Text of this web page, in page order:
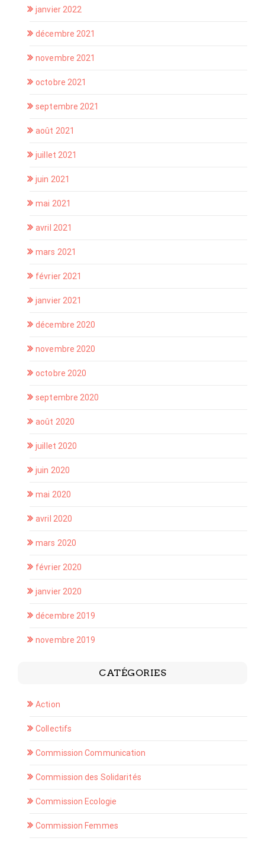
janvier 2022
décembre 2021
novembre 2021
octobre 2021
septembre 2021
août 2021
juillet 2021
juin 2021
mai 2021
avril 2021
mars 2021
février 2021
janvier 2021
décembre 2020
novembre 2020
octobre 2020
septembre 2020
août 2020
juillet 2020
juin 2020
mai 2020
avril 2020
mars 2020
février 2020
janvier 2020
décembre 2019
novembre 2019
CATÉGORIES
Action
Collectifs
Commission Communication
Commission des Solidarités
Commission Ecologie
Commission Femmes